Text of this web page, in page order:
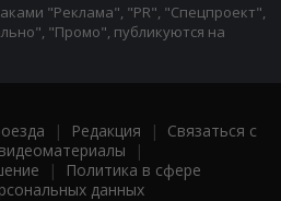
"Реклама", "PR", "Спецпроект",
"Промо", публикуются на
| Редакция | Связаться с
|
|
Политика в сфере
данных